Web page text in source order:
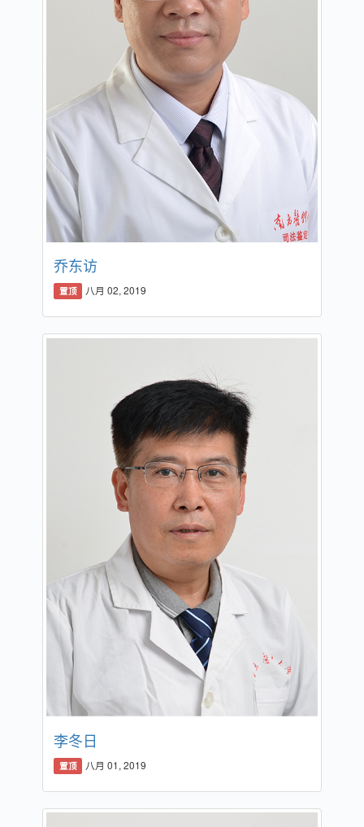
乔东访
置顶 八月 02, 2019
李冬日
置顶 八月 01, 2019